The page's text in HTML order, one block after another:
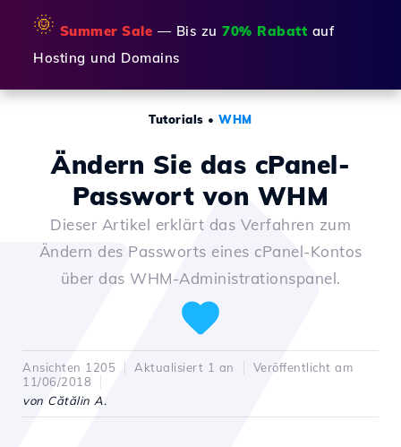
🌞 Summer Sale — Bis zu 70% Rabatt auf
Hosting und Domains
Tutorials •WHM
Ändern Sie das cPanel-
Passwort von WHM
Dieser Artikel erklärt das Verfahren zum
Ändern des Passworts eines cPanel-Kontos
über das WHM-Administrationspanel.
Ansichten 1205 Aktualisiert 1 an
Veröffentlicht am
11/06/2018
von Cătălin A.